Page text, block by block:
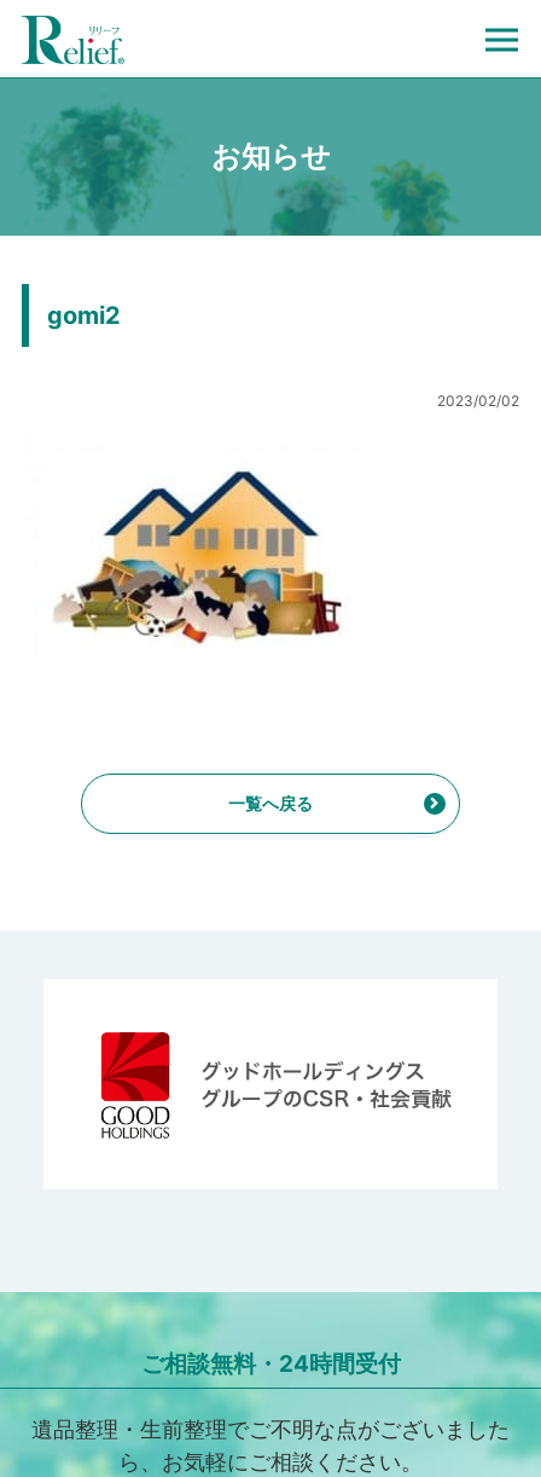
お知らせ
gomi2
2023/02/02
一覧へ戻る
ご相談無料・24時間受付
遺品整理・生前整理でご不明な点がございました
ら、お気軽にご相談ください。